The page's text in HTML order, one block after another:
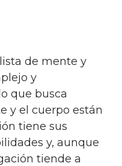
y
que busca
y el cuerpo están
tiene sus
y, aunque
tiende a